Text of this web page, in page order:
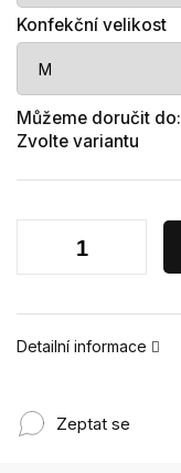
Konfekční velikost
Můžeme doručit do:
Zvolte variantu
Detailní informace
Zeptat se